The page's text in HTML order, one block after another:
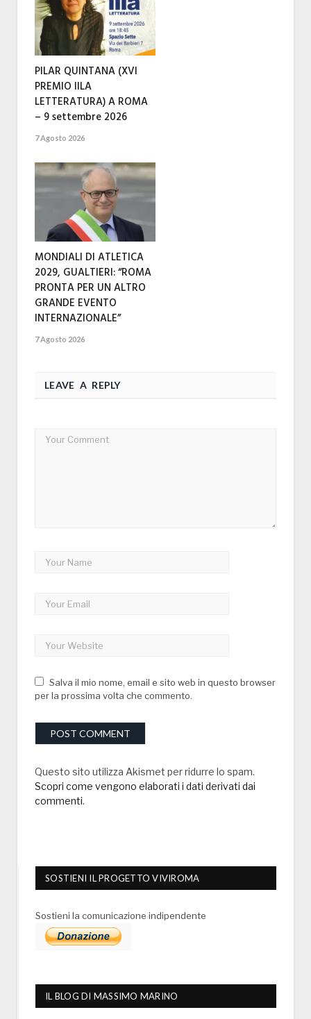
PILAR QUINTANA (XVI
PREMIO IILA
LETTERATURA) A ROMA
– 9 settembre 2026
7 Agosto 2026
MONDIALI DI ATLETICA
2029, GUALTIERI: “ROMA
PRONTA PER UN ALTRO
GRANDE EVENTO
INTERNAZIONALE”
7 Agosto 2026
LEAVE A REPLY
Salva il mio nome, email e sito web in questo browser
per la prossima volta che commento.
Questo sito utilizza Akismet per ridurre lo spam.
Scopri come vengono elaborati i dati derivati dai
commenti.
SOSTIENI IL PROGETTO VIVIROMA
Sostieni la comunicazione indipendente
IL BLOG DI MASSIMO MARINO